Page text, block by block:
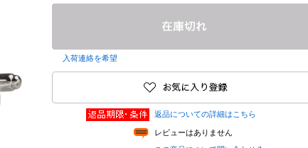
入荷連絡を希望
返品についての詳細はこちら
レビューはありません